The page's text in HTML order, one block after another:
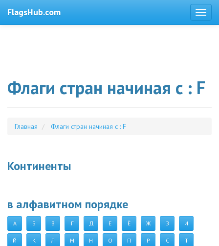
FlagsHub.com
Флаги стран начиная с : F
Главная Флаги стран начиная с : F
Континенты
в алфавитном порядке
А Б В Г Д Е Ё Ж З И
Й К Л М Н О П Р С Т